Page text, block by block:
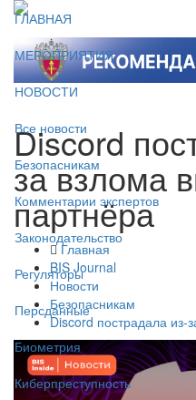
ГЛАВНАЯ
МЕРОПРИЯТИЯ
НОВОСТИ
Все новости
Безопасникам
Комментарии экспертов
Законодательство
Регуляторы
Персданные
Биометрия
Киберпреступность
Discord
за взлома
партнёра
Главная
BIS Journal
Новости
Безопасникам
Discord пострадала из-